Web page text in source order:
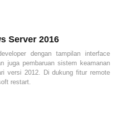
Server 2016
dengan tampilan interface
juga pembaruan sistem keamanan
versi 2012. Di dukung fitur remote
restart.